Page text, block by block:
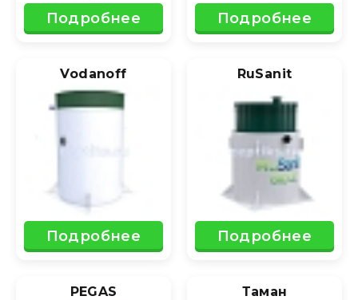
Подробнее Подробнее
Vodanoff
Подробнее
RuSanit
Подробнее
PEGAS Таман